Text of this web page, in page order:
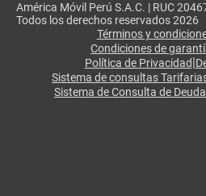
América Móvil Perú S.A.C. | RUC
Todos los derechos reservados 2026
Términos y
Condiciones de
Política de Privacidad|
Sistema de consultas
Sistema de Consulta de